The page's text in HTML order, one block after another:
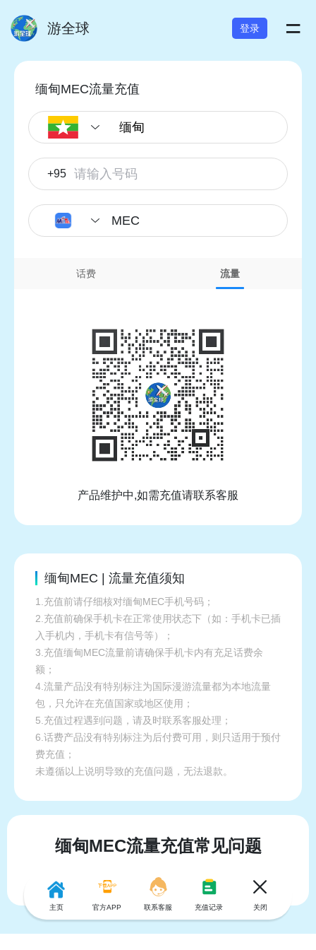
游全球 登录 =
缅甸MEC流量充值
+95
MEC
话费 流量
产品维护中,如需充值请联系客服
缅甸MEC | 流量充值须知
1.充值前请仔细核对缅甸MEC手机号码；
2.充值前确保手机卡在正常使用状态下（如：手机卡已插
入手机内，手机卡有信号等）；
3.充值缅甸MEC流量前请确保手机卡内有充足话费余
额；
4.流量产品没有特别标注为国际漫游流量都为本地流量
包，只允许在充值国家或地区使用；
5.充值过程遇到问题，请及时联系客服处理；
6.话费产品没有特别标注为后付费可用，则只适用于预付
费充值；
未遵循以上说明导致的充值问题，无法退款。
缅甸MEC流量充值常见问题
主页 官方APP 联系客服 充值记录 关闭